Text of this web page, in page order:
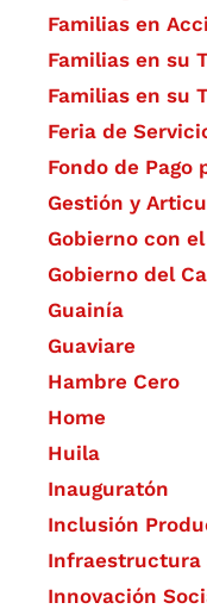
Familias en
Familias en su
Familias en su
Feria de
Fondo de Pago
Gestión y
Gobierno con
Gobierno del
Guainía
Guaviare
Hambre Cero
Home
Huila
Inauguratón
Inclusión
Infraestructura
​Innovación